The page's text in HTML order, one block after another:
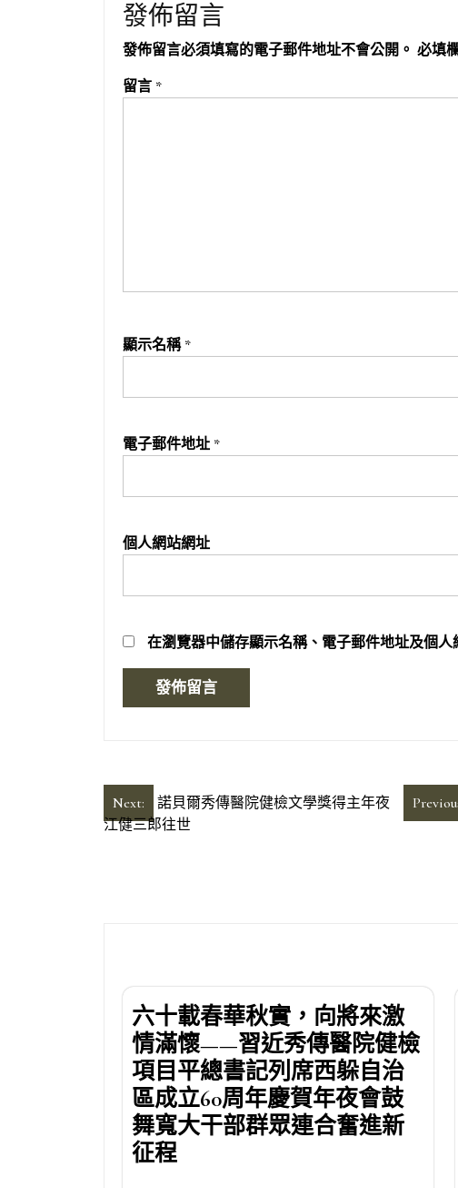
發佈留言
發佈留言必須填寫的電子郵件地址不會公開。 必填
留言 *
顯示名稱 *
電子郵件地址 *
個人網站網址
在瀏覽器中儲存顯示名稱、電子郵件地址及個
文
章
Next:
諾貝爾秀傳醫院健檢文學獎得主年夜
江健三郎往世
六十載春華秋實，向將來激
情滿懷——習近秀傳醫院健檢
項目平總書記列席西躲自治
區成立60周年慶賀年夜會鼓
舞寬大干部群眾連合奮進新
征程